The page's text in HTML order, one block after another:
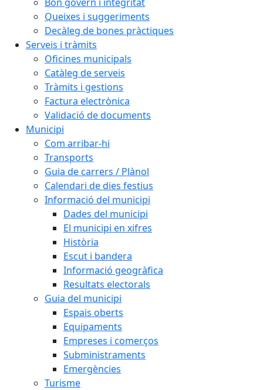
Queixes i suggeriments
Decàleg de bones pràctiques
Serveis i tràmits
Oficines municipals
Catàleg de serveis
Tràmits i gestions
Factura electrònica
Validació de documents
Municipi
Com arribar-hi
Transports
Guia de carrers / Plànol
Calendari de dies festius
Informació del municipi
Dades del municipi
El municipi en xifres
Història
Escut i bandera
Informació geogràfica
Resultats electorals
Guia del municipi
Espais oberts
Equipaments
Empreses i comerços
Subministraments
Emergències
Turisme